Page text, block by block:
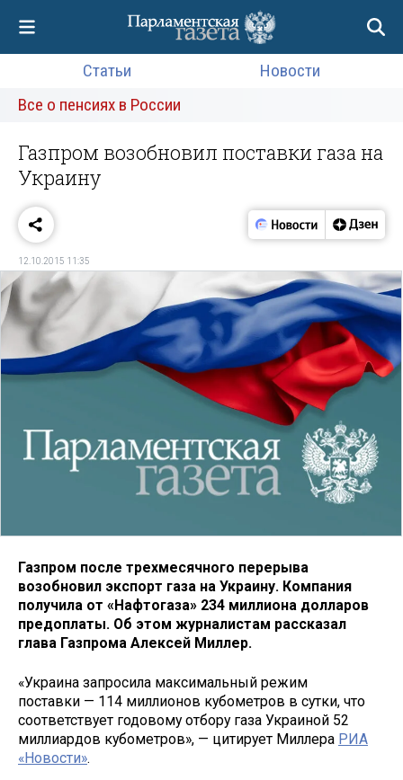
Статьи
Новости
Все о пенсиях в России
Газпром возобновил поставки газа на
Украину
12.10.2015 11:35
Газпром после трехмесячного перерыва
возобновил экспорт газа на Украину. Компания
получила от «Нафтогаза» 234 миллиона долларов
предоплаты. Об этом журналистам рассказал
глава Газпрома Алексей Миллер.
«Украина запросила максимальный режим
поставки — 114 миллионов кубометров в сутки, что
соответствует годовому отбору газа Украиной 52
миллиардов кубометров», — цитирует Миллера РИА
«Новости».